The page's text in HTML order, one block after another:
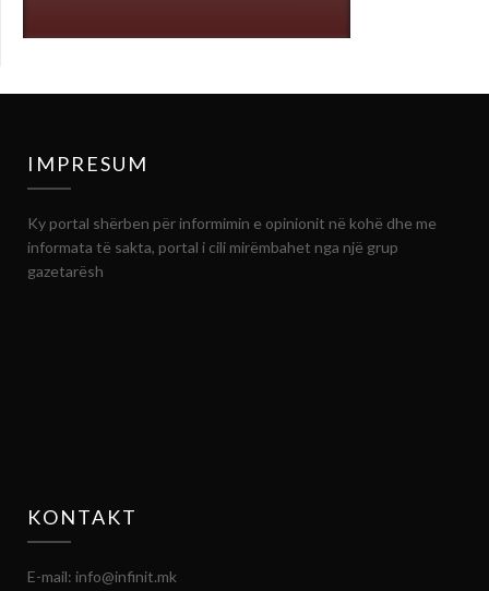
IMPRESUM
Ky portal shërben për informimin e opinionit në kohë dhe me
informata të sakta, portal i cili mirëmbahet nga një grup
gazetarësh
KONTAKT
E-mail: info@infinit.mk